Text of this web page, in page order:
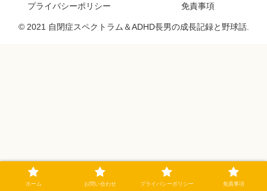
プライバシーポリシー
免責事項
© 2021 自閉症スペクトラム＆ADHD長男の成長記録と野球話.
ホーム お問い合わせ プライバシーポリシー 免責事項